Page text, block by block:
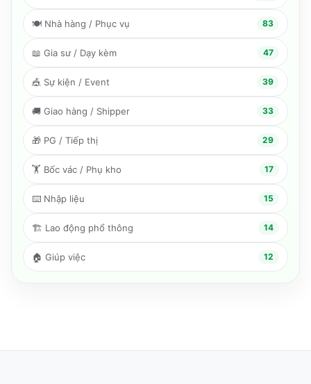
🍽️ Nhà hàng / Phục vụ 83
📖 Gia sư / Dạy kèm 47
🎪 Sự kiện / Event 39
🚚 Giao hàng / Shipper 33
🎁 PG / Tiếp thị 29
🏋️ Bốc vác / Phụ kho 17
⌨️ Nhập liệu 15
🏗️ Lao động phổ thông 14
🏠 Giúp việc 12